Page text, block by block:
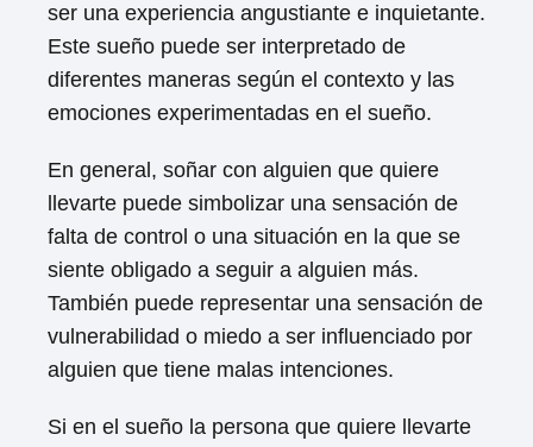
ser una experiencia angustiante e inquietante.
Este sueño puede ser interpretado de
diferentes maneras según el contexto y las
emociones experimentadas en el sueño.
En general, soñar con alguien que quiere
llevarte puede simbolizar una sensación de
falta de control o una situación en la que se
siente obligado a seguir a alguien más.
También puede representar una sensación de
vulnerabilidad o miedo a ser influenciado por
alguien que tiene malas intenciones.
Si en el sueño la persona que quiere llevarte